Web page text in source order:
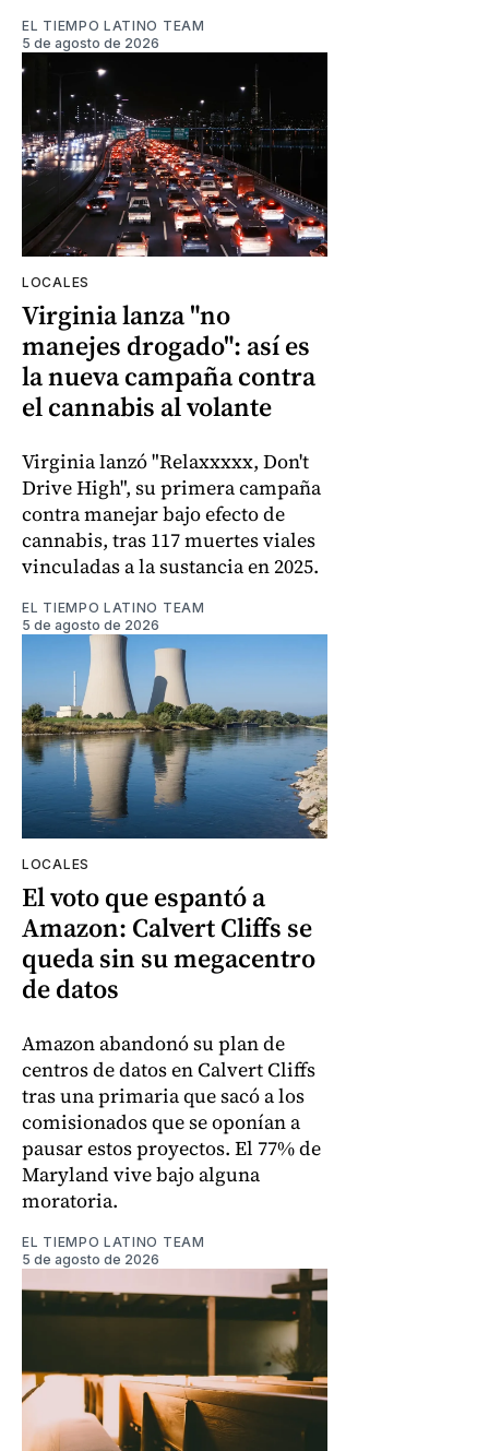
EL TIEMPO LATINO TEAM
5 de agosto de 2026
LOCALES
Virginia lanza "no
manejes drogado": así es
la nueva campaña contra
el cannabis al volante
Virginia lanzó "Relaxxxxx, Don't
Drive High", su primera campaña
contra manejar bajo efecto de
cannabis, tras 117 muertes viales
vinculadas a la sustancia en 2025.
EL TIEMPO LATINO TEAM
5 de agosto de 2026
LOCALES
El voto que espantó a
Amazon: Calvert Cliffs se
queda sin su megacentro
de datos
Amazon abandonó su plan de
centros de datos en Calvert Cliffs
tras una primaria que sacó a los
comisionados que se oponían a
pausar estos proyectos. El 77% de
Maryland vive bajo alguna
moratoria.
EL TIEMPO LATINO TEAM
5 de agosto de 2026